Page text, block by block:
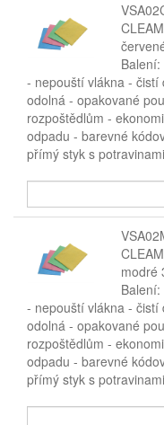
​- nepouští vlákna - čistí
odolná - opakované
rozpoštědlům -
odpadu - barevné
přímý styk s
modré
​​- nepouští vlákna - čistí
odolná - opakované
rozpoštědlům -
odpadu - barevné
přímý styk s